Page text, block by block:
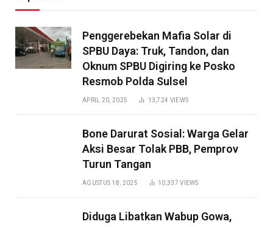
Penggerebekan Mafia Solar di
SPBU Daya: Truk, Tandon, dan
Oknum SPBU Digiring ke Posko
Resmob Polda Sulsel
APRIL 20, 2025 13,724 VIEWS
Bone Darurat Sosial: Warga Gelar
Aksi Besar Tolak PBB, Pemprov
Turun Tangan
AGUSTUS 18, 2025 10,337VIEWS
Diduga Libatkan Wabup Gowa,